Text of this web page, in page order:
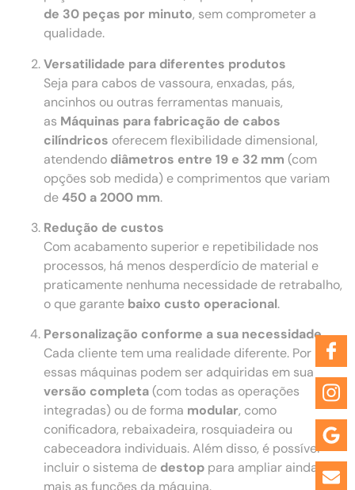
de 30 peças por minuto, sem comprometer a
qualidade.
Versatilidade para diferentes produtos
Seja para cabos de vassoura, enxadas, pás,
ancinhos ou outras ferramentas manuais,
as Máquinas para fabricação de cabos
cilíndricos oferecem flexibilidade dimensional,
atendendo diâmetros entre 19 e 32 mm (com
opções sob medida) e comprimentos que variam
de450 a 2000 mm.
Redução de custos
Com acabamento superior e repetibilidade nos
processos, há menos desperdício de material e
praticamente nenhuma necessidade de retrabalho,
o que garante baixo custo operacional.
Personalização conforme a sua necessidade
Cada cliente tem uma realidade diferente. Por isso,
essas máquinas podem ser adquiridas em sua
versão completa (com todas as operações
integradas) ou de forma modular, como
conificadora, rebaixadeira, rosquiadeira ou
cabeceadora individuais. Além disso, é possível
incluir o sistema de destop para ampliar ainda